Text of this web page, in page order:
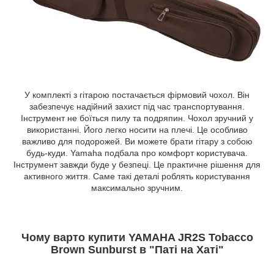
У комплекті з гітарою постачається фірмовий чохол. Він
забезпечує надійний захист під час транспортування.
Інструмент не боїться пилу та подряпин. Чохол зручний у
використанні. Його легко носити на плечі. Це особливо
важливо для подорожей. Ви можете брати гітару з собою
будь-куди. Yamaha подбала про комфорт користувача.
Інструмент завжди буде у безпеці. Це практичне рішення для
активного життя. Саме такі деталі роблять користування
максимально зручним.
Чому варто купити YAMAHA JR2S Tobacco
Brown Sunburst в "Паті на Хаті"